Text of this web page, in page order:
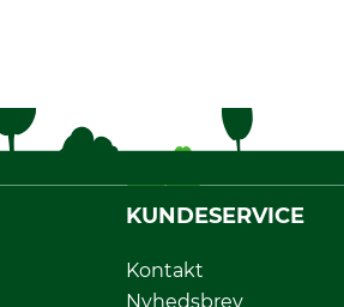
KUNDESERVICE
Kontakt
Nyhedsbrev